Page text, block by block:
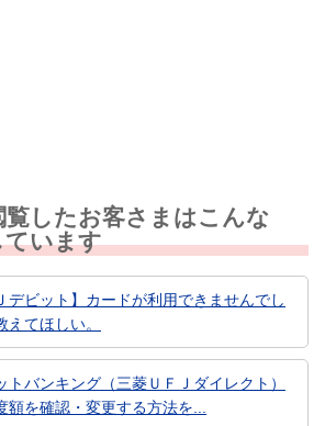
覧したお客さまはこんな
ています
デビット】カードが利用できませんでし
えてほしい。
トバンキング（三菱ＵＦＪダイレクト）
額を確認・変更する方法を...